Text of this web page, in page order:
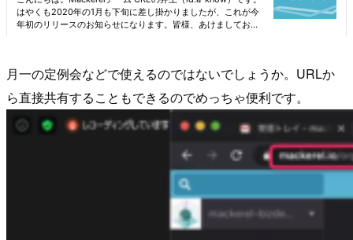
月一の定例会などで使えるのではないでしょうか。URLか
ら直接共有することもできるのでめっちゃ便利です。